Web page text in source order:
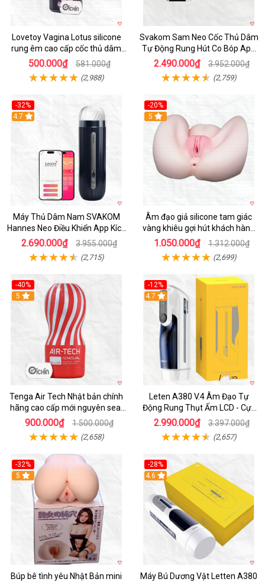
Lovetoy Vagina Lotus silicone
rung êm cao cấp cốc thủ dâm
nam
500.000₫ 581.000₫
(2,988)
Svakom Sam Neo Cốc Thủ Dâm
Tự Động Rung Hút Co Bóp App
Điều Khiển
2.490.000₫ 3.952.000₫
(2,759)
-32%
Hot
4.7
Máy Thủ Dâm Nam SVAKOM
Hannes Neo Điều Khiển App Kích
Thích
2.690.000₫ 3.955.000₫
(2,715)
-20%
Hot
5
Âm đạo giả silicone tam giác
vàng khiêu gợi hút khách hàng
nam
1.050.000₫ 1.312.000₫
(2,699)
-40%
Hot
5
Tenga Air Tech Nhật bản chính
hãng cao cấp mới nguyên seal
giá tốt
900.000₫ 1.500.000₫
(2,658)
-12%
Hot
4.7
Leten A380 V.4 Âm Đạo Tự
Động Rung Thụt Ấm LCD - Cực
Phê
2.990.000₫ 3.397.000₫
(2,657)
-32%
Hot
5
Búp bê tình yêu Nhật Bản mini
-28%
Hot
4.6
Máy Bú Dương Vật Letten A380